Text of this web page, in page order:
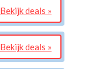
Bekijk deals »
Bekijk deals »